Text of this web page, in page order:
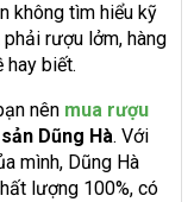
không tìm hiểu kỹ
rượu lởm, hàng
hay biết.
nên mua rượu
Dũng Hà. Với
mình, Dũng Hà
lượng 100%, có